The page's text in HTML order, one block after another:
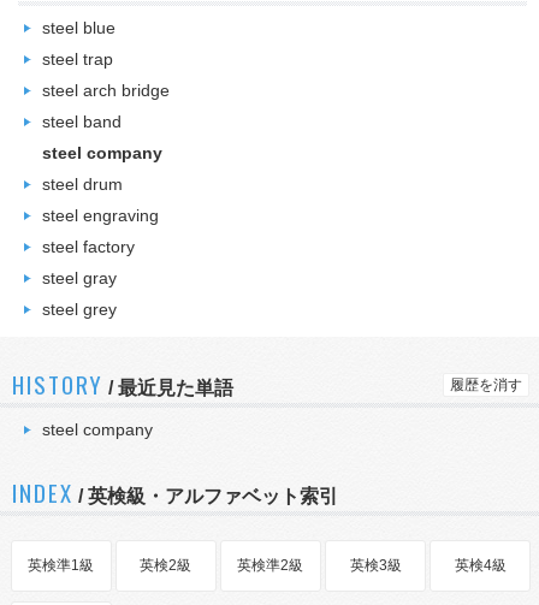
steel blue
steel trap
steel arch bridge
steel band
steel company
steel drum
steel engraving
steel factory
steel gray
steel grey
HISTORY /最近見た単語 履歴を消す
steel company
INDEX / 英検級・アルファベット索引
英検準1級 英検2級 英検準2級 英検3級 英検4級